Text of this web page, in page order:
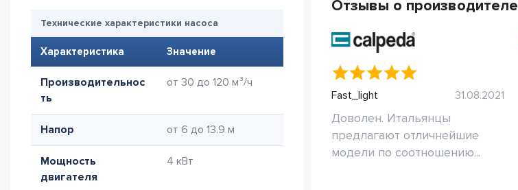
Технические характеристики насоса
Характеристика Значение
Производительнос
ть
от 30 до 120 м³/ч
Напор от 6 до 13.9 м
Мощность
двигателя
4 кВт
Отзывы о производителе
Fast_light 31.08.2021
Доволен. Итальянцы
предлагают отличнейшие
модели по соотношению...